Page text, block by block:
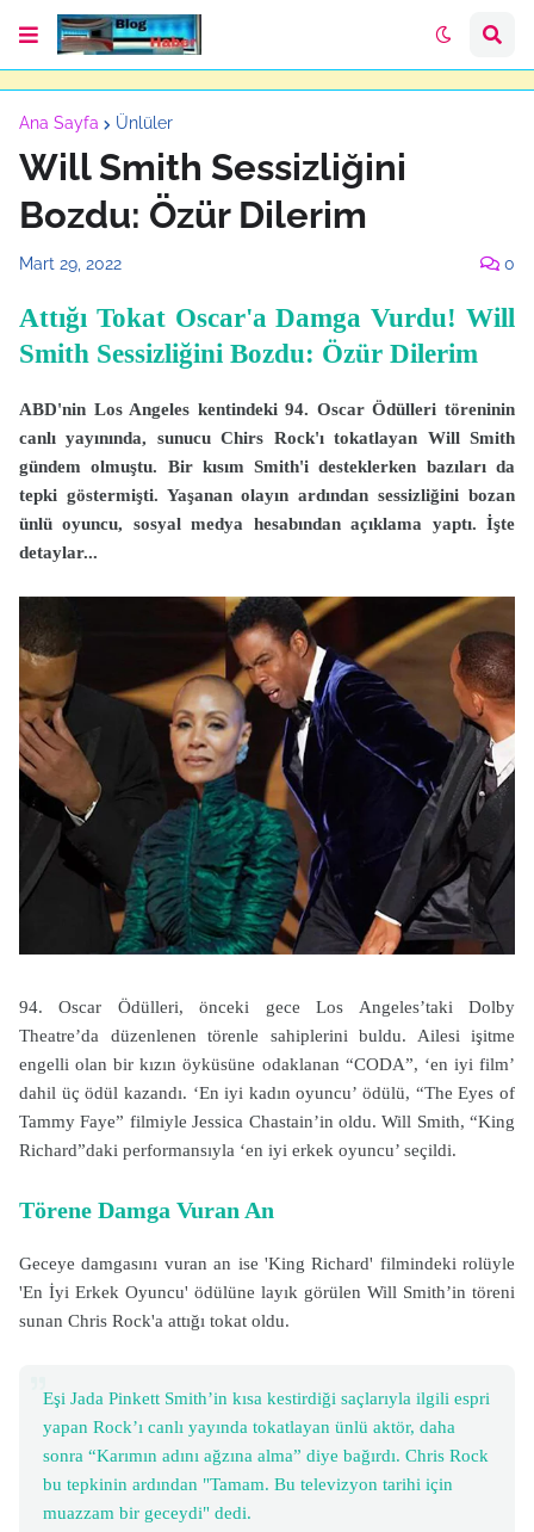
Ana Sayfa Ünlüler
Will Smith Sessizliğini
Bozdu: Özür Dilerim
Mart 29, 2022 0
Attığı Tokat Oscar'a Damga Vurdu! Will
Smith Sessizliğini Bozdu: Özür Dilerim
ABD'nin Los Angeles kentindeki 94. Oscar Ödülleri töreninin
canlı yayınında, sunucu Chirs Rock'ı tokatlayan Will Smith
gündem olmuştu. Bir kısım Smith'i desteklerken bazıları da
tepki göstermişti. Yaşanan olayın ardından sessizliğini bozan
ünlü oyuncu, sosyal medya hesabından açıklama yaptı. İşte
detaylar...
94. Oscar Ödülleri, önceki gece Los Angeles’taki Dolby
Theatre’da düzenlenen törenle sahiplerini buldu. Ailesi işitme
engelli olan bir kızın öyküsüne odaklanan “CODA”, ‘en iyi film’
dahil üç ödül kazandı. ‘En iyi kadın oyuncu’ ödülü, “The Eyes of
Tammy Faye” filmiyle Jessica Chastain’in oldu. Will Smith, “King
Richard”daki performansıyla ‘en iyi erkek oyuncu’ seçildi.
Törene Damga Vuran An
Geceye damgasını vuran an ise 'King Richard' filmindeki rolüyle
'En İyi Erkek Oyuncu' ödülüne layık görülen Will Smith’in töreni
sunan Chris Rock'a attığı tokat oldu.
Eşi Jada Pinkett Smith’in kısa kestirdiği saçlarıyla ilgili espri
yapan Rock’ı canlı yayında tokatlayan ünlü aktör, daha
sonra “Karımın adını ağzına alma” diye bağırdı. Chris Rock
bu tepkinin ardından "Tamam. Bu televizyon tarihi için
muazzam bir geceydi" dedi.